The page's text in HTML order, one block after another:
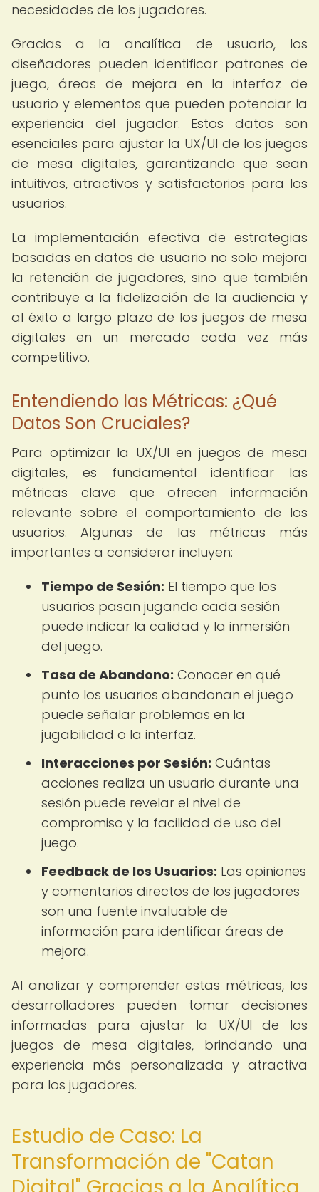
necesidades de los jugadores.
Gracias a la analítica de usuario, los
diseñadores pueden identificar patrones de
juego, áreas de mejora en la interfaz de
usuario y elementos que pueden potenciar la
experiencia del jugador. Estos datos son
esenciales para ajustar la UX/UI de los juegos
de mesa digitales, garantizando que sean
intuitivos, atractivos y satisfactorios para los
usuarios.
La implementación efectiva de estrategias
basadas en datos de usuario no solo mejora
la retención de jugadores, sino que también
contribuye a la fidelización de la audiencia y
al éxito a largo plazo de los juegos de mesa
digitales en un mercado cada vez más
competitivo.
Entendiendo las Métricas: ¿Qué
Datos Son Cruciales?
Para optimizar la UX/UI en juegos de mesa
digitales, es fundamental identificar las
métricas clave que ofrecen información
relevante sobre el comportamiento de los
usuarios. Algunas de las métricas más
importantes a considerar incluyen:
Tiempo de Sesión: El tiempo que los
usuarios pasan jugando cada sesión
puede indicar la calidad y la inmersión
del juego.
Tasa de Abandono: Conocer en qué
punto los usuarios abandonan el juego
puede señalar problemas en la
jugabilidad o la interfaz.
Interacciones por Sesión: Cuántas
acciones realiza un usuario durante una
sesión puede revelar el nivel de
compromiso y la facilidad de uso del
juego.
Feedback de los Usuarios: Las opiniones
y comentarios directos de los jugadores
son una fuente invaluable de
información para identificar áreas de
mejora.
Al analizar y comprender estas métricas, los
desarrolladores pueden tomar decisiones
informadas para ajustar la UX/UI de los
juegos de mesa digitales, brindando una
experiencia más personalizada y atractiva
para los jugadores.
Estudio de Caso: La
Transformación de "Catan